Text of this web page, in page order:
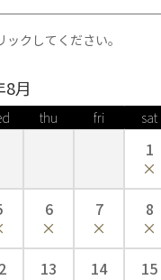
中で一番ふくよかな部分
9号 11号
～92cm
ることは無く、各商品ページの
を頂く事をおすすめ致します。
クしてください。
8月
thu fri sat
1
6 7 8
13 14 15